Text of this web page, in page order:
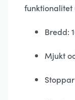
funktionalitet
Bredd:
Mjukt